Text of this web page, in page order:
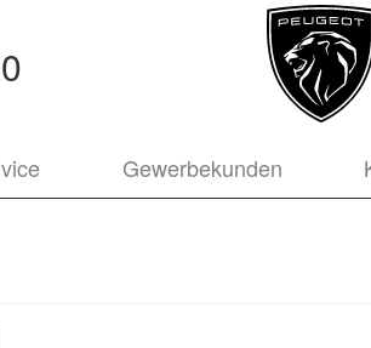
Gewerbekunden